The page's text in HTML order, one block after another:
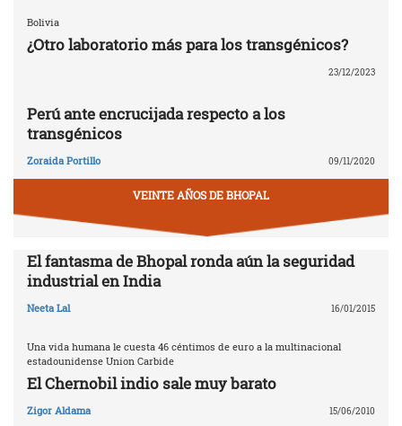
Bolivia
¿Otro laboratorio más para los transgénicos?
23/12/2023
Perú ante encrucijada respecto a los
transgénicos
Zoraida Portillo 09/11/2020
VEINTE AÑOS DE BHOPAL
El fantasma de Bhopal ronda aún la seguridad
industrial en India
Neeta Lal 16/01/2015
Una vida humana le cuesta 46 céntimos de euro a la multinacional
estadounidense Union Carbide
El Chernobil indio sale muy barato
Zigor Aldama 15/06/2010